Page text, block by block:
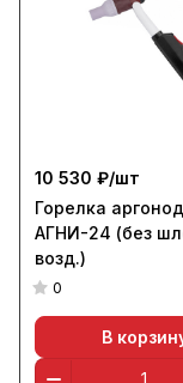
10 530 ₽/шт
Горелка
АГНИ-24 (без
возд.)
0
В